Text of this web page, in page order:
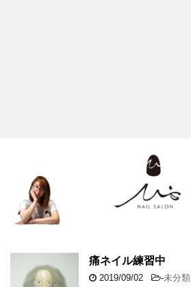
痛ネイル練習中
2019/09/02 -未分類